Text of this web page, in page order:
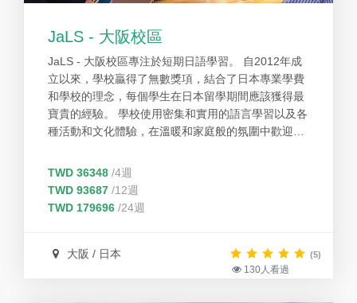
JaLS - 大阪校區
JaLS - 大阪校區專注於短期日語學習。 自2012年成
立以來，學校贏得了無數獎項，結合了日本專業學費
和學校的理念，每個學生在日本留學期間應該獲得最
寶貴的經驗。 學校使用密集和實用的語言學習以及各
種活動和文化體驗，在溫暖和家庭般的氛圍中歡迎和
的家庭生活，能夠在將來重返學習，並擁有日本文化
的精彩和深刻的體驗。
TWD 36348 /4週
TWD 93687 /12週
TWD 179696 /24週
大阪 / 日本 (5)
130人看過